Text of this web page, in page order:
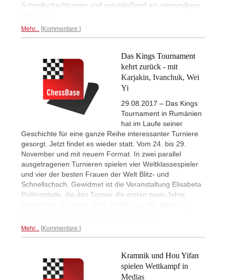
Schnellschachturnier und anschließend ein vierrundiges
Mehr... Kommentare
Das Kings Tournament
kehrt zurück - mit
Karjakin, Ivanchuk, Wei
Yi
29.08.2017 – Das Kings
Tournament in Rumänien
hat im Laufe seiner
Geschichte für eine ganze Reihe interessanter Turniere
gesorgt. Jetzt findet es wieder statt. Vom 24. bis 29.
November und mit neuem Format. In zwei parallel
ausgetragenen Turnieren spielen vier Weltklassespieler
und vier der besten Frauen der Welt Blitz- und
Schnellschach. Gewidmet ist die Veranstaltung Elisabeta
Polihroniade, die das Turnier die ersten neun Jahre
Mehr... Kommentare
Kramnik und Hou Yifan
spielen Wettkampf in
Medias